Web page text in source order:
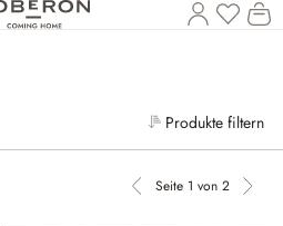
Produkte filtern
Seite 1 von 2